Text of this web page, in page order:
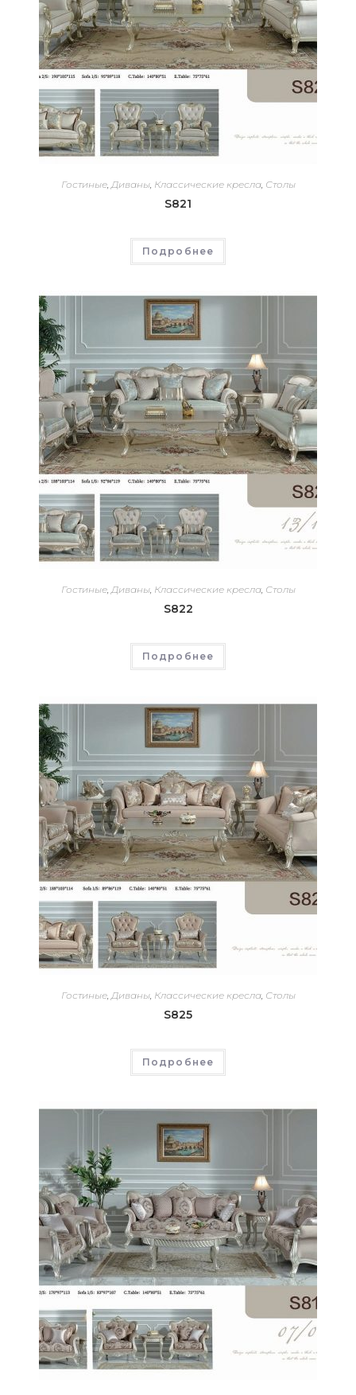
Гостиные, Диваны, Классические кресла, Столы
S821
Подробнее
Гостиные,Диваны, Классические кресла, Столы
S822
Подробнее
Гостиные, Диваны, Классические кресла, Столы
S825
Подробнее